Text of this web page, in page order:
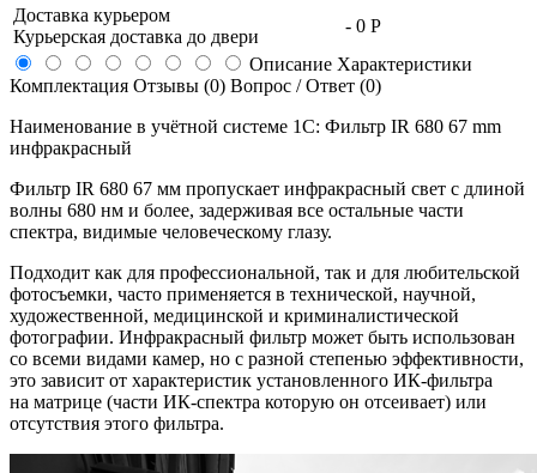
Доставка курьером
Курьерская доставка до двери
- 0 Р
Описание Характеристики
Комплектация Отзывы (0) Вопрос / Ответ (0)
Наименование в учётной системе 1С: Фильтр IR 680 67 mm
инфракрасный
Фильтр IR 680 67 мм пропускает инфракрасный свет с длиной
волны 680 нм и более, задерживая все остальные части
спектра, видимые человеческому глазу.
Подходит как для профессиональной, так и для любительской
фотосъемки, часто применяется в технической, научной,
художественной, медицинской и криминалистической
фотографии. Инфракрасный фильтр может быть использован
со всеми видами камер, но с разной степенью эффективности,
это зависит от характеристик установленного ИК-фильтра
на матрице (части ИК-спектра которую он отсеивает) или
отсутствия этого фильтра.